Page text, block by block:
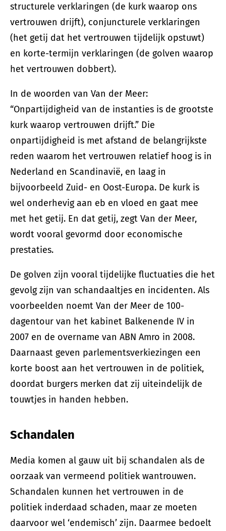
structurele verklaringen (de kurk waarop ons
vertrouwen drijft), conjuncturele verklaringen
(het getij dat het vertrouwen tijdelijk opstuwt)
en korte-termijn verklaringen (de golven waarop
het vertrouwen dobbert).
In de woorden van Van der Meer:
“Onpartijdigheid van de instanties is de grootste
kurk waarop vertrouwen drijft.” Die
onpartijdigheid is met afstand de belangrijkste
reden waarom het vertrouwen relatief hoog is in
Nederland en Scandinavië, en laag in
bijvoorbeeld Zuid- en Oost-Europa. De kurk is
wel onderhevig aan eb en vloed en gaat mee
met het getij. En dat getij, zegt Van der Meer,
wordt vooral gevormd door economische
prestaties.
De golven zijn vooral tijdelijke fluctuaties die het
gevolg zijn van schandaaltjes en incidenten. Als
voorbeelden noemt Van der Meer de 100-
dagentour van het kabinet Balkenende IV in
2007 en de overname van ABN Amro in 2008.
Daarnaast geven parlementsverkiezingen een
korte boost aan het vertrouwen in de politiek,
doordat burgers merken dat zij uiteindelijk de
touwtjes in handen hebben.
Schandalen
Media komen al gauw uit bij schandalen als de
oorzaak van vermeend politiek wantrouwen.
Schandalen kunnen het vertrouwen in de
politiek inderdaad schaden, maar ze moeten
daarvoor wel ‘endemisch’ zijn. Daarmee bedoelt